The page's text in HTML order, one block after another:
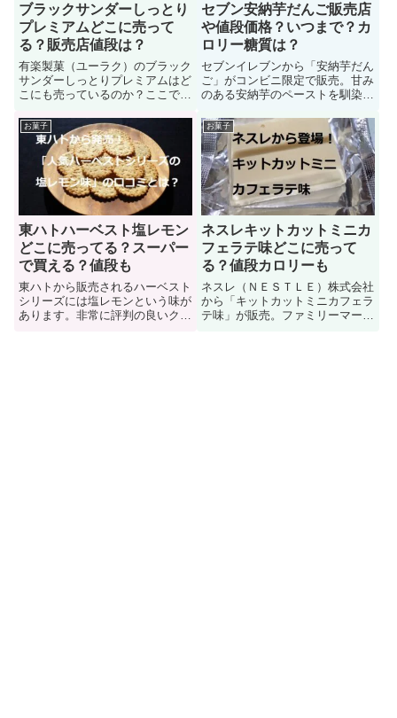
ブラックサンダーしっとり
プレミアムどこに売って
る？販売店値段は？
有楽製菓（ユーラク）のブラック
サンダーしっとりプレミアムはど
こにも売っているのか？ここでは
アムに関する「コンビニやスーパ
ーやドラッグストアで買える販売
店や値段（価格）、ネット通販」
について解説。その他にも「賞味
期限、発売日、カロリー糖質量」
などについて紹介しています。
セブン安納芋だんご販売店
や値段価格？いつまで？カ
ロリー糖質は？
セブンイレブンから「安納芋だん
ご」がコンビニ限定で販売。甘み
のある安納芋のペーストを馴染ま
イプの団子です。安納芋の甘さと
黒ゴマの香りが相性ピッタリの商
品。ここではセブンイレブンの安
納芋だんごに関する「販売店、値
段価格、いつまで売っているの
か？カロリー糖質は？」などを紹
介
お菓子
東ハトハーベスト塩レモン
どこに売ってる？スーパー
で買える？値段も
東ハトから販売されるハーベスト
シリーズには塩レモンという味が
あります。非常に評判の良いクッ
お菓子
ネスレキットカットミニカ
フェラテ味どこに売って
る？値段カロリーも
ネスレ（ＮＥＳＴＬＥ）株式会社
から「キットカットミニカフェラ
テ味」が販売。ファミリーマート